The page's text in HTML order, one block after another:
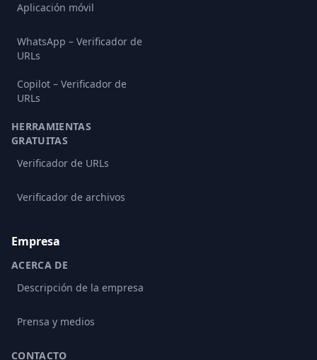
Aplicación móvil
WhatsApp – Verificador de
URLs
Copilot – Verificador de
URLs
HERRAMIENTAS
GRATUITAS
Verificador de URLs
Verificador de archivos
Empresa
ACERCA DE
Descripción de la empresa
Prensa y medios
CONTACTO